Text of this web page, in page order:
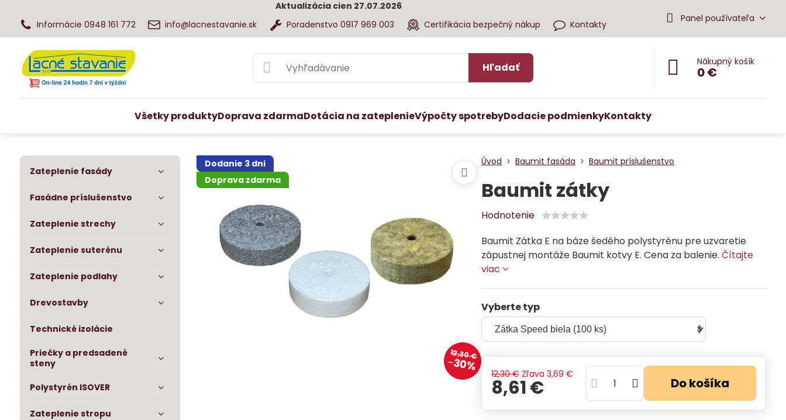
Aktualizácia cien 27.07.2026
Informácie 0948 161 772
info@lacnestavanie.sk Poradenstvo 0917 969 003 Certifikácia bezpečný nákup Kontakty
Panel používateľa
Hľadať Nákupný košík
0 €
Všetky produktyDoprava zdarmaDotácia na zateplenieVýpočty spotrebyDodacie podmienkyKontakty
Dodanie 3 dni
Doprava zdarma
12,30 €
30%
Úvod Baumit fasáda Baumit príslušenstvo
Baumit zátky
Hodnotenie
Baumit Zátka E na báze šedého polystyrénu pre uzvaretie
zápustnej montáže Baumit kotvy E. Cena za balenie.Čítajte
viac
Vyberte typ
12,30 € Zľava 3,69 €
8,61 € Do košíka
Zateplenie fasády
Fasádne príslušenstvo
Zateplenie strechy
Zateplenie suterénu
Zateplenie podlahy
Drevostavby
Technické izolácie
Priečky a predsadené
steny
Polystyrén ISOVER
Zateplenie stropu